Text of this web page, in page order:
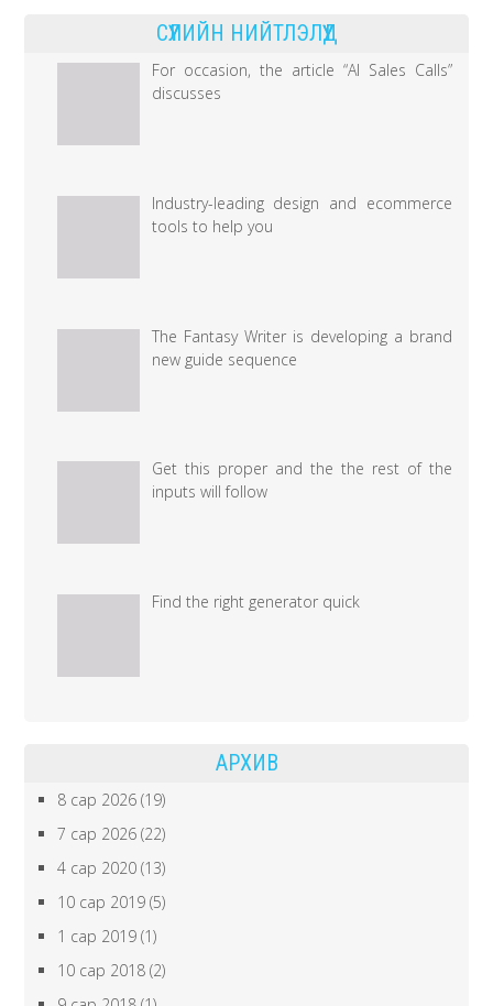
вирусын
ажиллаж,
туршлагатай
СҮҮЛИЙН НИЙТЛЭЛҮҮД
For occasion, the article “AI Sales Calls”
discusses
Industry-leading design and ecommerce
tools to help you
The Fantasy Writer is developing a brand
new guide sequence
Get this proper and the the rest of the
inputs will follow
Find the right generator quick
АРХИВ
8 сар 2026 (19)
7 сар 2026 (22)
4 сар 2020 (13)
10 сар 2019 (5)
1 сар 2019 (1)
10 сар 2018 (2)